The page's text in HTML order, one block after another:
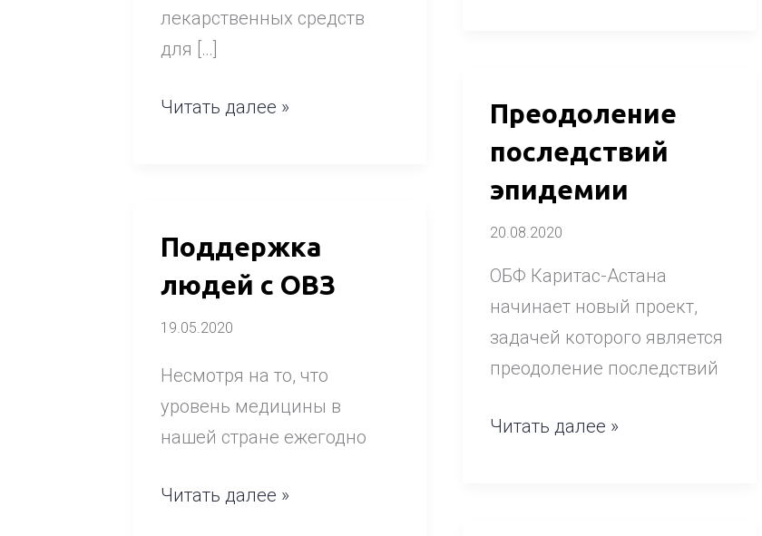
лекарственных средств
для […]
Читать далее »
Преодоление
последствий
эпидемии
20.08.2020
ОБФ Каритас-Астана
начинает новый проект,
задачей которого является
преодоление последствий
Преодоление
эпидемии
Читать далее »
Поддержка
людей с ОВЗ
19.05.2020
Несмотря на то, что
уровень медицины в
нашей стране ежегодно
Поддержка
ОВЗ
Читать далее »